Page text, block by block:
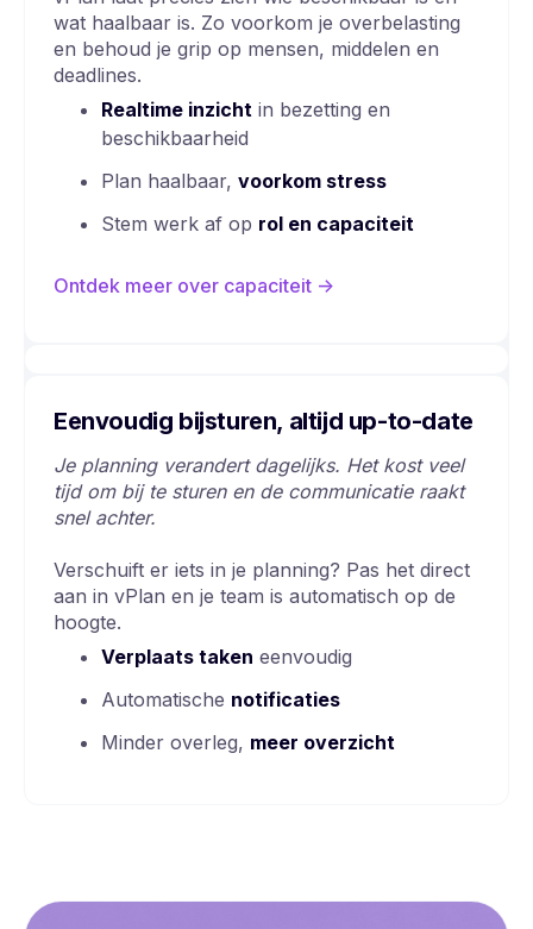
wat haalbaar is. Zo voorkom je overbelasting
en behoud je grip op mensen, middelen en
deadlines.
Realtime inzicht in bezetting en
beschikbaarheid
Plan haalbaar, voorkom stress
Stem werk af op rol en capaciteit
Ontdek meer over capaciteit ->
Eenvoudig bijsturen, altijd up-to-date
Je planning verandert dagelijks. Het kost veel
tijd om bij te sturen en de communicatie raakt
snel achter.
Verschuift er iets in je planning? Pas het direct
aan in vPlan en je team is automatisch op de
hoogte.
Verplaats taken eenvoudig
Automatische notificaties
Minder overleg, meer overzicht